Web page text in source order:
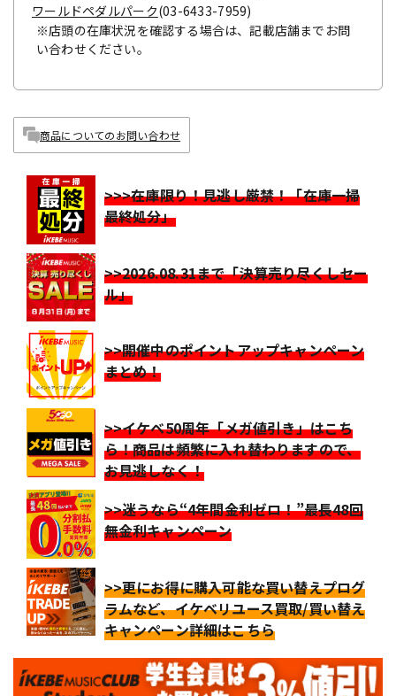
ワールドペダルパーク(03-6433-7959)
※店頭の在庫状況を確認する場合は、記載店舗までお問
い合わせください。
商品についてのお問い合わせ
>>>在庫限り！見逃し厳禁！「在庫一掃
最終処分」
>>2026.08.31まで「決算売り尽くしセー
ル」
>>開催中のポイントアップキャンペーン
まとめ！
>>イケベ50周年「メガ値引き」はこち
ら！商品は頻繁に入れ替わりますので、
お見逃しなく！
>>迷うなら“4年間金利ゼロ！”最長48回
無金利キャンペーン
>>更にお得に購入可能な買い替えプログ
ラムなど、イケベリユース買取/買い替え
キャンペーン詳細はこちら